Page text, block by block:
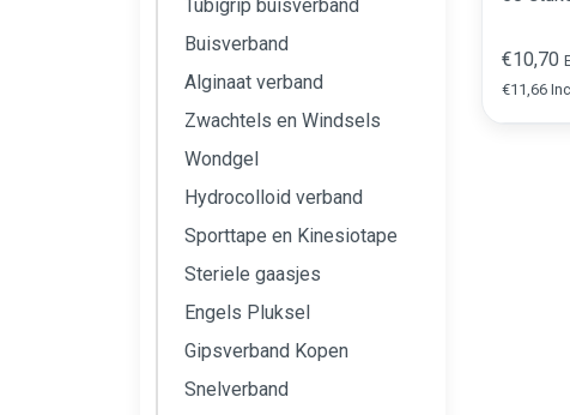
Tubigrip buisverband
Buisverband
Alginaat verband
Zwachtels en Windsels
Wondgel
Hydrocolloid verband
Sporttape en Kinesiotape
Steriele gaasjes
Engels Pluksel
Gipsverband Kopen
Snelverband
€10,70
€11,66